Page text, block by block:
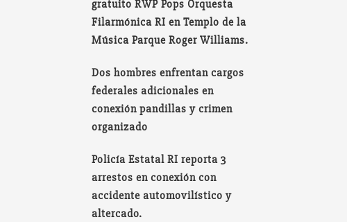
gratuito RWP Pops Orquesta
Filarmónica RI en Templo de la
Música Parque Roger Williams.
Dos hombres enfrentan cargos
federales adicionales en
conexión pandillas y crimen
organizado
Policía Estatal RI reporta 3
arrestos en conexión con
accidente automovilístico y
altercado.